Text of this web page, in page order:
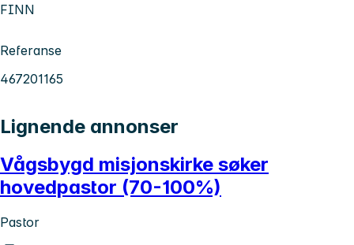
FINN
Referanse
467201165
Lignende annonser
Vågsbygd misjonskirke søker
hovedpastor (70-100%)
Pastor